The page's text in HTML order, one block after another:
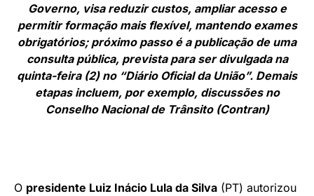
Governo, visa reduzir custos, ampliar acesso e
permitir formação mais flexível, mantendo exames
obrigatórios; próximo passo é a publicação de uma
consulta pública, prevista para ser divulgada na
quinta-feira (2) no “Diário Oficial da União”. Demais
etapas incluem, por exemplo, discussões no
Conselho Nacional de Trânsito (Contran)
O presidente Luiz Inácio Lula da Silva (PT) autorizou